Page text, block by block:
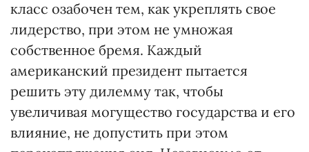
класс озабочен тем, как укреплять свое
лидерство, при этом не умножая
собственное бремя. Каждый
американский президент пытается
решить эту дилемму так, чтобы
увеличивая могущество государства и его
влияние, не допустить при этом